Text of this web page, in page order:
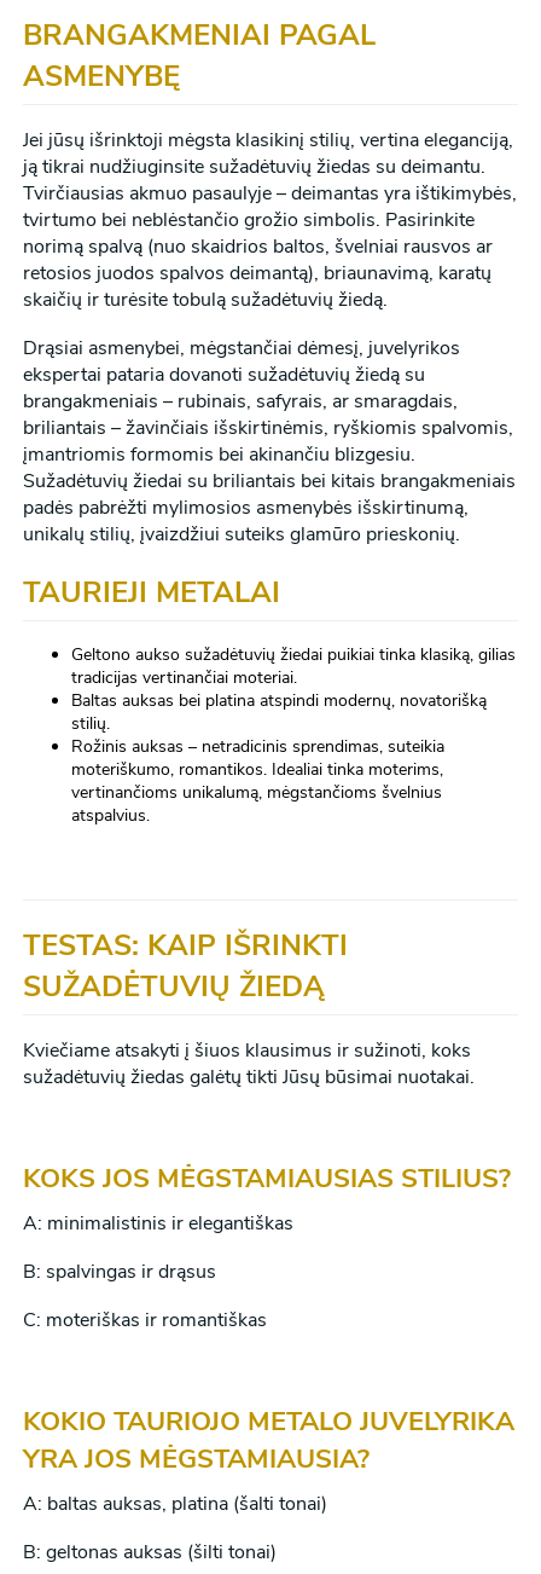
BRANGAKMENIAI PAGAL
ASMENYBĘ
Jei jūsų išrinktoji mėgsta klasikinį stilių, vertina eleganciją,
ją tikrai nudžiuginsite sužadėtuvių žiedas su deimantu.
Tvirčiausias akmuo pasaulyje – deimantas yra ištikimybės,
tvirtumo bei neblėstančio grožio simbolis. Pasirinkite
norimą spalvą (nuo skaidrios baltos, švelniai rausvos ar
retosios juodos spalvos deimantą), briaunavimą, karatų
skaičių ir turėsite tobulą sužadėtuvių žiedą.
Drąsiai asmenybei, mėgstančiai dėmesį, juvelyrikos
ekspertai pataria dovanoti sužadėtuvių žiedą su
brangakmeniais – rubinais, safyrais, ar smaragdais,
briliantais – žavinčiais išskirtinėmis, ryškiomis spalvomis,
įmantriomis formomis bei akinančiu blizgesiu.
Sužadėtuvių žiedai su briliantais bei kitais brangakmeniais
padės pabrėžti mylimosios asmenybės išskirtinumą,
unikalų stilių, įvaizdžiui suteiks glamūro prieskonių.
TAURIEJI METALAI
Geltono aukso sužadėtuvių žiedai puikiai tinka klasiką, gilias
tradicijas vertinančiai moteriai.
Baltas auksas bei platina atspindi modernų, novatorišką
stilių.
Rožinis auksas – netradicinis sprendimas, suteikia
moteriškumo, romantikos. Idealiai tinka moterims,
vertinančioms unikalumą, mėgstančioms švelnius
atspalvius.
TESTAS: KAIP IŠRINKTI
SUŽADĖTUVIŲ ŽIEDĄ
Kviečiame atsakyti į šiuos klausimus ir sužinoti, koks
sužadėtuvių žiedas galėtų tikti Jūsų būsimai nuotakai.
KOKS JOS MĖGSTAMIAUSIAS STILIUS?
A: minimalistinis ir elegantiškas
B: spalvingas ir drąsus
C: moteriškas ir romantiškas
KOKIO TAURIOJO METALO JUVELYRIKA
YRA JOS MĖGSTAMIAUSIA?
A: baltas auksas, platina (šalti tonai)
B: geltonas auksas (šilti tonai)